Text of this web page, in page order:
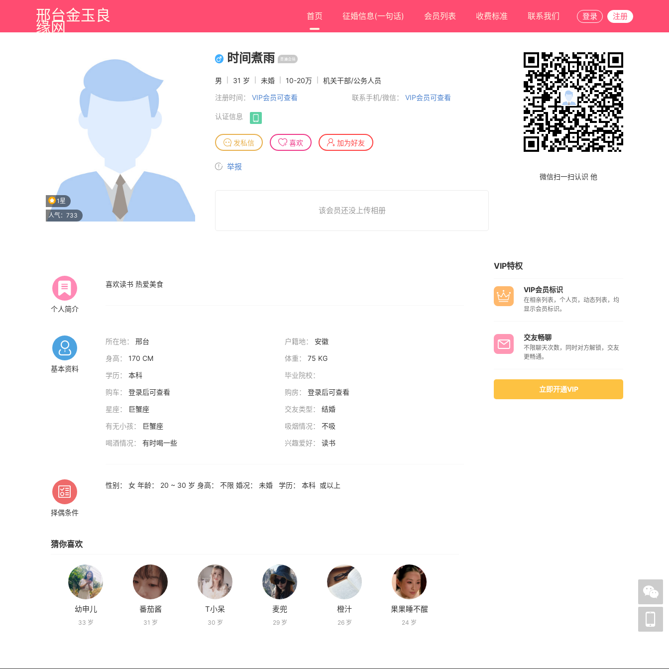
邢台金玉良
缘网
首页 征婚信息(一句话) 会员列表 收费标准 联系我们 登录 注册
1星
人气：733
时间煮雨
男 31 岁 未婚 10-20万
机关干部/公务人员
注册时间： VIP会员可查看 联系手机/微信： VIP会员可查看
认证信息
发私信 喜欢 加为好友
举报
该会员还没上传相册
微信扫一扫认识 他
个人简介
喜欢读书 热爱美食
基本资料
所在地： 邢台 户籍地：
安徽
身高：
170 CM 体重：
75 KG
学历：
本科
毕业院校：
购车：
登录后可查看 购房：
登录后可查看
星座：
巨蟹座 交友类型：
结婚
有无小孩：
巨蟹座 吸烟情况：
不吸
喝酒情况：
有时喝一些 兴趣爱好： 读书
择偶条件
性别： 女 年龄： 20 ~ 30 岁 身高： 不限 婚况： 未婚 学历： 本科 或以上
猜你喜欢
幼申儿
33 岁
番茄酱
31 岁
T小呆
30 岁
麦兜
29 岁
橙汁
26 岁
果果睡不醒
24 岁
VIP特权
VIP会员标识
在相亲列表，个人页，动态列表，均
显示会员标识。
交友畅聊
不限聊天次数，同时对方解锁，交友
更畅通。
立即开通VIP